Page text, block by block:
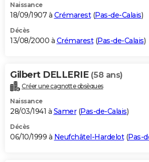
Naissance
18/09/1907 à Crémarest(Pas-de-Calais)
Décès
13/08/2000 à Crémarest(Pas-de-Calais)
Gilbert DELLERIE (58 ans)
Créer une cagnotte obsèques
Naissance
28/03/1941 à Samer(Pas-de-Calais)
Décès
06/10/1999 à Neufchâtel-Hardelot(Pas-